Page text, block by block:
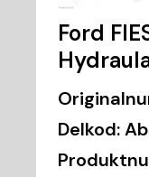
Ford
Delkod: